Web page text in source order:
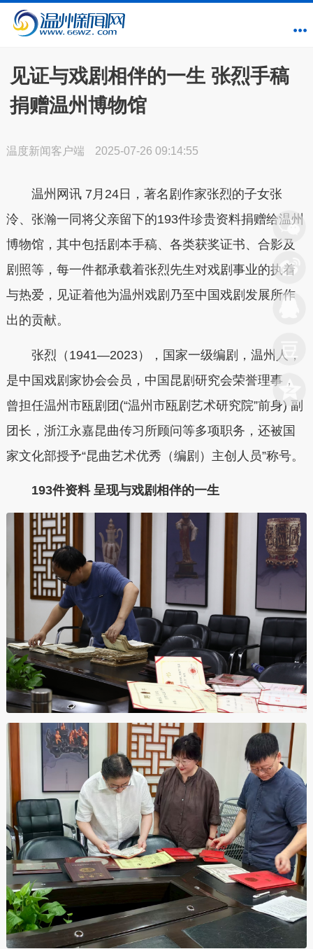
见证与戏剧相伴的一生 张烈手稿
捐赠温州博物馆
温度新闻客户端 2025-07-26 09:14:55
温州网讯 7月24日，著名剧作家张烈的子女张
泠、张瀚一同将父亲留下的193件珍贵资料捐赠给温州
博物馆，其中包括剧本手稿、各类获奖证书、合影及
剧照等，每一件都承载着张烈先生对戏剧事业的执着
与热爱，见证着他为温州戏剧乃至中国戏剧发展所作
出的贡献。
张烈（1941—2023），国家一级编剧，温州人，
是中国戏剧家协会会员，中国昆剧研究会荣誉理事，
曾担任温州市瓯剧团(“温州市瓯剧艺术研究院”前身) 副
团长，浙江永嘉昆曲传习所顾问等多项职务，还被国
家文化部授予“昆曲艺术优秀（编剧）主创人员”称号。
193件资料 呈现与戏剧相伴的一生